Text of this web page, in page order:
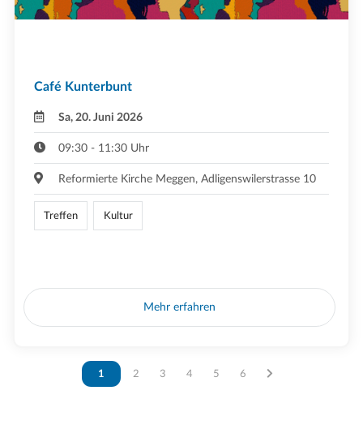
Café Kunterbunt
Sa, 20. Juni 2026
09:30 - 11:30 Uhr
Reformierte Kirche Meggen, Adligenswilerstrasse 10
Treffen Kultur
Mehr erfahren
Vous êtes sur la page
1 Vous êtes sur la page
2 Vous êtes sur la page
3 Vous êtes sur la page
4 Vous êtes sur la page
5 Vous êtes sur la page
6